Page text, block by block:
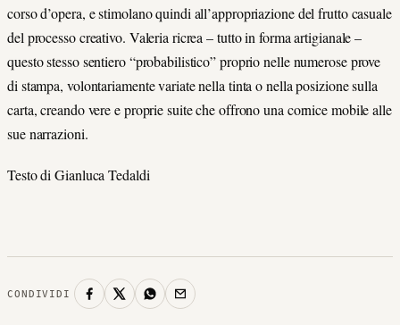
corso d’opera, e stimolano quindi all’appropriazione del frutto casuale
del processo creativo. Valeria ricrea – tutto in forma artigianale –
questo stesso sentiero “probabilistico” proprio nelle numerose prove
di stampa, volontariamente variate nella tinta o nella posizione sulla
carta, creando vere e proprie suite che offrono una cornice mobile alle
sue narrazioni.
Testo di Gianluca Tedaldi
CONDIVIDI